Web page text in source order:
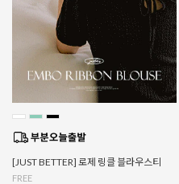
[JUST BETTER] 로제 링클 블라우스티
FREE